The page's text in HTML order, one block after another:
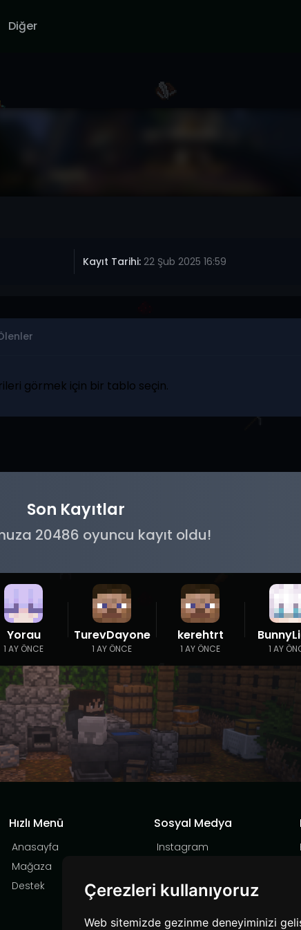
Çerezleri kullanıyoruz
Web sitemizde gezinme deneyiminizi
Diğer
Kayıt Tarihi: 22 Şub 2025 16:59
görmek için bir tablo seçin.
Son Kayıtlar
20486 oyuncu kayıt oldu!
Yorau
1 AY ÖNCE
TurevDayone
1 AY ÖNCE
kerehtrt
1 AY ÖNCE 1 AY
Hızlı Menü
Anasayfa
Mağaza
Destek
Sosyal Medya
Instagram
TikTok